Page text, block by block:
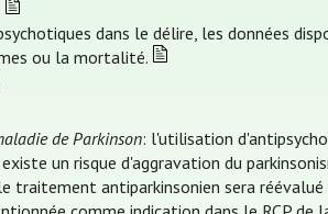
dans le délire, les données
ou la mortalité.
de Parkinson: l'utilisation
un risque d'aggravation du
traitement antiparkinsonien sera